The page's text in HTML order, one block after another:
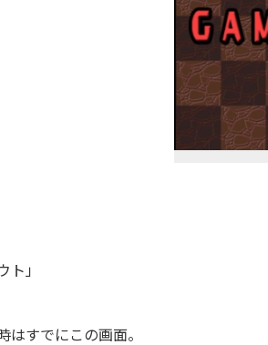
ト」
すでにこの画面。